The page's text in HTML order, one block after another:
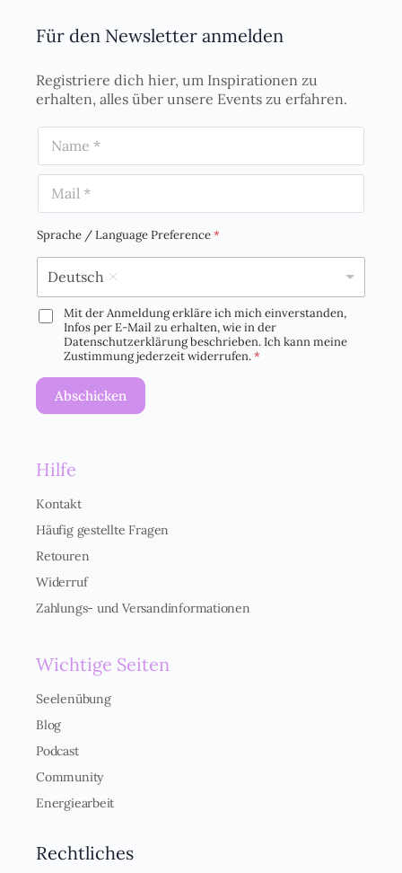
Für den Newsletter anmelden
Registriere dich hier, um Inspirationen zu
erhalten, alles über unsere Events zu erfahren.
m
a
iSprache / Language Preference*
Deutsch
D
O
E
v
r
t
ä
d
n
*
Mit der Anmeldung erkläre ich mich einverstanden,
Infos per E-Mail zu erhalten, wie in der
Datenschutzerklärung beschrieben. Ich kann meine
Zustimmung jederzeit widerrufen.*
Abschicken
Hilfe
Kontakt
Häufig gestellte Fragen
Retouren
Widerruf
Zahlungs- und Versandinformationen
Wichtige Seiten
Seelenübung
Blog
Podcast
Community
Energiearbeit
Rechtliches